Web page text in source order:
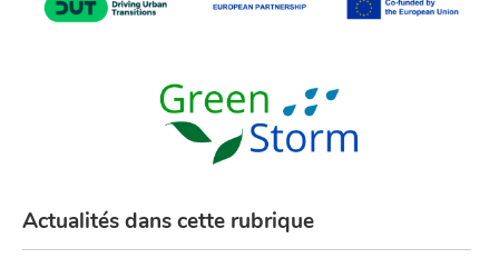
Actualités dans cette rubrique